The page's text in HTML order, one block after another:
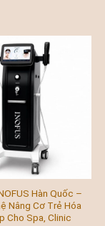
Hàn Quốc –
Nâng Cơ Trẻ Hóa
Cho Spa, Clinic